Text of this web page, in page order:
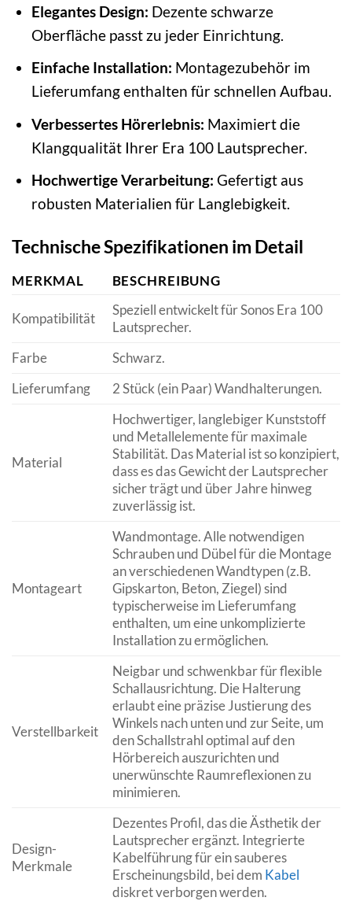
Elegantes Design: Dezente schwarze
Oberfläche passt zu jeder Einrichtung.
Einfache Installation: Montagezubehör im
Lieferumfang enthalten für schnellen Aufbau.
Verbessertes Hörerlebnis: Maximiert die
Klangqualität Ihrer Era 100 Lautsprecher.
Hochwertige Verarbeitung: Gefertigt aus
robusten Materialien für Langlebigkeit.
Technische Spezifikationen im Detail
MERKMAL BESCHREIBUNG
Kompatibilität
Speziell entwickelt für Sonos Era 100
Lautsprecher.
Farbe
Schwarz.
Lieferumfang
2 Stück (ein Paar) Wandhalterungen.
Material
Hochwertiger, langlebiger Kunststoff
und Metallelemente für maximale
Stabilität. Das Material ist so konzipiert,
dass es das Gewicht der Lautsprecher
sicher trägt und über Jahre hinweg
zuverlässig ist.
Montageart
Wandmontage. Alle notwendigen
Schrauben und Dübel für die Montage
an verschiedenen Wandtypen (z.B.
Gipskarton, Beton, Ziegel) sind
typischerweise im Lieferumfang
enthalten, um eine unkomplizierte
Installation zu ermöglichen.
Verstellbarkeit
Neigbar und schwenkbar für flexible
Schallausrichtung. Die Halterung
erlaubt eine präzise Justierung des
Winkels nach unten und zur Seite, um
den Schallstrahl optimal auf den
Hörbereich auszurichten und
unerwünschte Raumreflexionen zu
minimieren.
Design-
Merkmale
Dezentes Profil, das die Ästhetik der
Lautsprecher ergänzt. Integrierte
Kabelführung für ein sauberes
Erscheinungsbild, bei dem Kabel
diskret verborgen werden.